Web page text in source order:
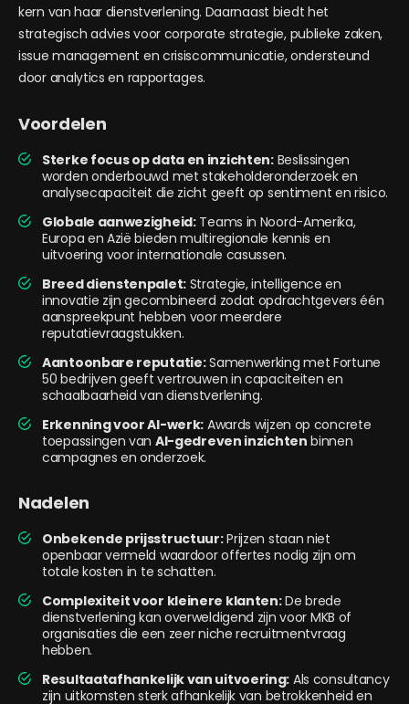
kern van haar dienstverlening. Daarnaast biedt het
strategisch advies voor corporate strategie, publieke zaken,
issue management en crisiscommunicatie, ondersteund
door analytics en rapportages.
Voordelen
Sterke focus op data en inzichten:Beslissingen
worden onderbouwd met stakeholderonderzoek en
analysecapaciteit die zicht geeft op sentiment en risico.
Globale aanwezigheid:Teams in Noord-Amerika,
Europa en Azië bieden multiregionale kennis en
uitvoering voor internationale casussen.
Breed dienstenpalet: Strategie, intelligence en
innovatie zijn gecombineerd zodat opdrachtgevers één
aanspreekpunt hebben voor meerdere
reputatievraagstukken.
Aantoonbare reputatie:Samenwerking met Fortune
50 bedrijven geeft vertrouwen in capaciteiten en
schaalbaarheid van dienstverlening.
Erkenning voor AI-werk: Awards wijzen op concrete
toepassingen van AI-gedreven inzichten binnen
campagnes en onderzoek.
Nadelen
Onbekende prijsstructuur:Prijzen staan niet
openbaar vermeld waardoor offertes nodig zijn om
totale kosten in te schatten.
Complexiteit voor kleinere klanten:De brede
dienstverlening kan overweldigend zijn voor MKB of
organisaties die een zeer niche recruitmentvraag
hebben.
Resultaatafhankelijk van uitvoering: Als consultancy
zijn uitkomsten sterk afhankelijk van betrokkenheid en